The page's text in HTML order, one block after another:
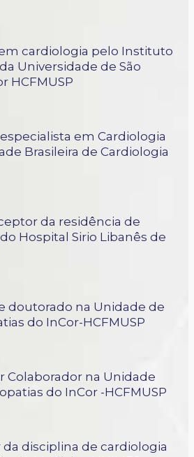
cardiologia pelo Instituto
Universidade de São
HCFMUSP
em Cardiologia
Brasileira de Cardiologia
da residência de
Hospital Sirio Libanês de
doutorado na Unidade de
do InCor-HCFMUSP
Colaborador na Unidade
do InCor -HCFMUSP
disciplina de cardiologia